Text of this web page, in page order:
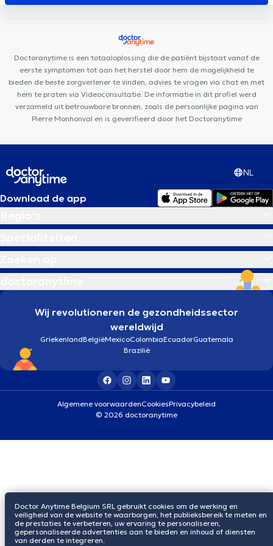
Medische praktijk 34
Centre Médical DIVAA
Amimo Cerisiers
MediSina Schaarbeek
Doctoranytime is een totaaloplossing die de patiënt bijstaat vanaf de
eerste symptomen tot aan het herstel door hem de mogelijkheid te
bieden de beste zorgverlener te vinden, advies te vragen via chat en met
hem te praten via Videoconsultatie. De informatie in dit profiel werd
verzameld uit betrouwbare bronnen, zoals de persoonlijke pagina van
Pierre Monhonval en is geverifieerd door het Doctoranytime
NL
Download de app
Wij revolutioneren de gezondheidssector
wereldwijd
GriekenlandBelgiëMexicoColombiaEcuadorGuatemala
Brazilië
Algemene voorwaardenCookiesPrivacybeleid
© 2026 doctoranytime
Doctor Anytime Belgium SRL gebruikt cookies om de werking en
veiligheid van de website te waarborgen, het publieksbereik te meten en
de prestaties te verbeteren, uw ervaring te personaliseren,
gepersonaliseerde advertenties aan te bieden en inhoud of diensten
van derden te integreren.